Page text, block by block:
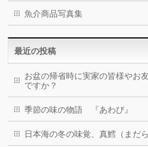
魚介商品写真集
最近の投稿
お盆の帰省時に実家の皆様やお
ですか？
季節の味の物語 『あわび』
日本海の冬の味覚、真鱈（まだ